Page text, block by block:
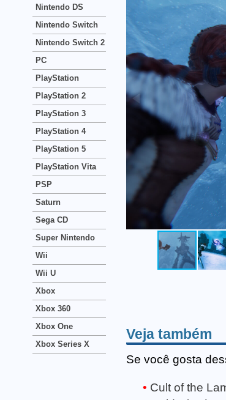
Veja também
Se você gosta
Cult of the
Nintendo DS
Nintendo Switch
Nintendo Switch 2
PC
PlayStation
PlayStation 2
PlayStation 3
PlayStation 4
PlayStation 5
PlayStation Vita
PSP
Saturn
Sega CD
Super Nintendo
Wii
Wii U
Xbox
Xbox 360
Xbox One
Xbox Series X